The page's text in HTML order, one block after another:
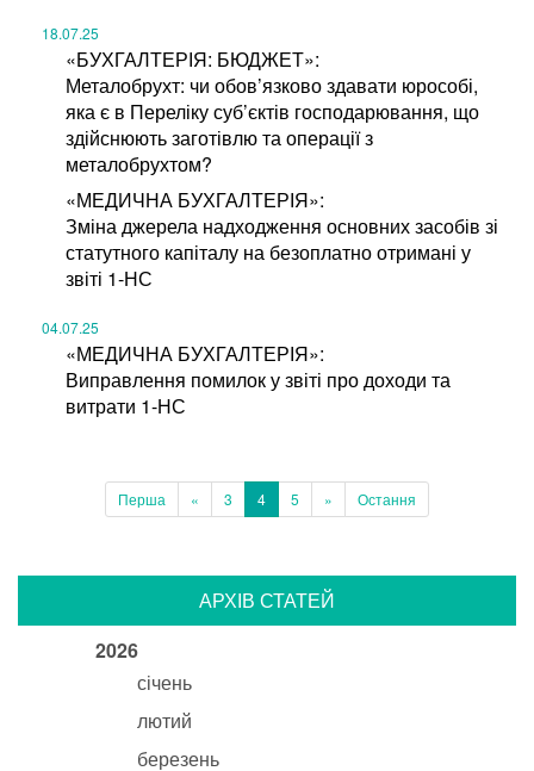
18.07.25
«БУХГАЛТЕРІЯ: БЮДЖЕТ»:
Металобрухт: чи обов’язково здавати юрособі,
яка є в Переліку суб’єктів господарювання, що
здійснюють заготівлю та операції з
металобрухтом?
«МЕДИЧНА БУХГАЛТЕРІЯ»:
Зміна джерела надходження основних засобів зі
статутного капіталу на безоплатно отримані у
звіті 1-НС
04.07.25
«МЕДИЧНА БУХГАЛТЕРІЯ»:
Виправлення помилок у звіті про доходи та
витрати 1-НС
Перша « 3 4 5 » Остання
АРХІВ СТАТЕЙ
2026
січень
лютий
березень